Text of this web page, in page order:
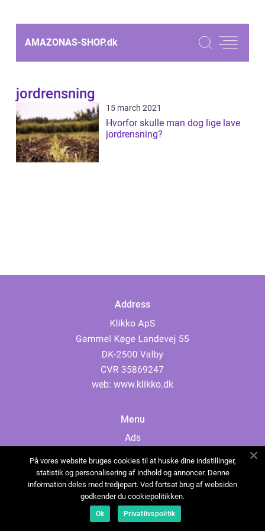
AMAZONAS-SHOP.dk
jordrensning
15 march 2021
Hvorfor skulle man dog lige lave
jordrensning?
Address
web: www.klikko.dk
Menu
Ads
Cookies
Contact
Sitemap
På vores website bruges cookies til at huske dine indstillinger,
statistik og personalisering af indhold og annoncer. Denne
information deles med tredjepart. Ved fortsat brug af websiden
godkender du cookiepolitikken.
Ok Privatlivspolitik